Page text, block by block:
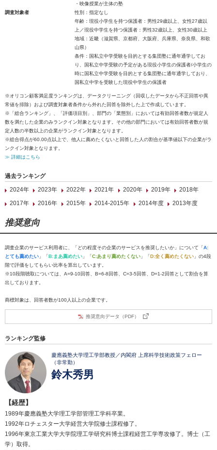
・映像授業が主体の塾
調査対象者
性別：指定なし
年齢：現役小学生を持つ保護者：男性29歳以上、女性27歳以
上／現役中学生を持つ保護者：男性32歳以上、女性30歳以上
地域：近畿（滋賀県、京都府、大阪府、兵庫県、奈良県、和歌
山県）
条件：国私立中学受験を目的とする集団塾に通年通学してお
り、国私立中学受験の予定がある現役小学生の保護者/小学生の
時に国私立中学受験を目的とする集団塾に通年通学しており、
国私立中学を受験した現役中学生の保護者
※オリコン顧客満足度ランキングは、データクリーニング（回収したデータから不正回答や異
常値を排除）および調査対象者条件から外れた回答を除外した上で作成しています。
※「総合ランキング」、「評価項目別」、部門の「業態別」においては有効回答者数が規定人
数を満たした企業のみランクイン対象となります。その他の部門においては有効回答者数が規
定人数の半数以上の企業がランクイン対象となります。
※総合得点が60.00点以上で、他人に薦めたくないと回答した人の割合が基準値以下の企業がラ
ンクイン対象となります。
≫ 詳細はこちら
過去ランキング
2024年
2023年 2022年 2021年 2020年 2019年
2018年
2017年
2016年 2015年 2014-2015年 2014年度 2013年度
推奨意向
調査企業のサービス利用者に、「どの程度その企業のサービスを推奨したいか」について「A:
とても薦めたい 」「B:まあ薦めたい 」「C:あまり薦めたくない 」「D:全く薦めたくない 」の4段
階で評価をしてもらい比率を算出しています。
※10段階聴取については、A=9-10回答、B=6-8回答、C=3-5回答、D=1-2回答として割合を算
出しております。
商標対象は、回答者数が100人以上の企業です。
推奨意向データ（PDF）
ランキング監修
慶應義塾大学理工学部教授／内閣府 上席科学技術政策フェロー
（非常勤）
鈴木秀男
【経歴】
1989年慶應義塾大学理工学部管理工学科卒業。
1992年ロチェスター大学経営大学院修士課程修了。
1996年東京工業大学大学院理工学研究科博士課程経営工学専攻修了。博士（工
学）取得。